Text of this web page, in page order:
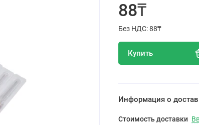
88₸
Без НДС: 88₸
Купить
Информация о
Стоимость доставки